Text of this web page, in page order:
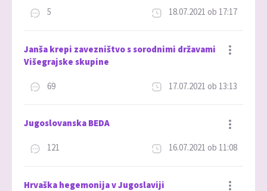
5 18.07.2021 ob 17:17
Janša krepi zavezništvo s sorodnimi državami
Višegrajske skupine
69 17.07.2021 ob 13:13
Dodaj med priljubljene
Jugoslovanska BEDA
121 16.07.2021 ob 11:08
Hrvaška hegemonija v Jugoslaviji